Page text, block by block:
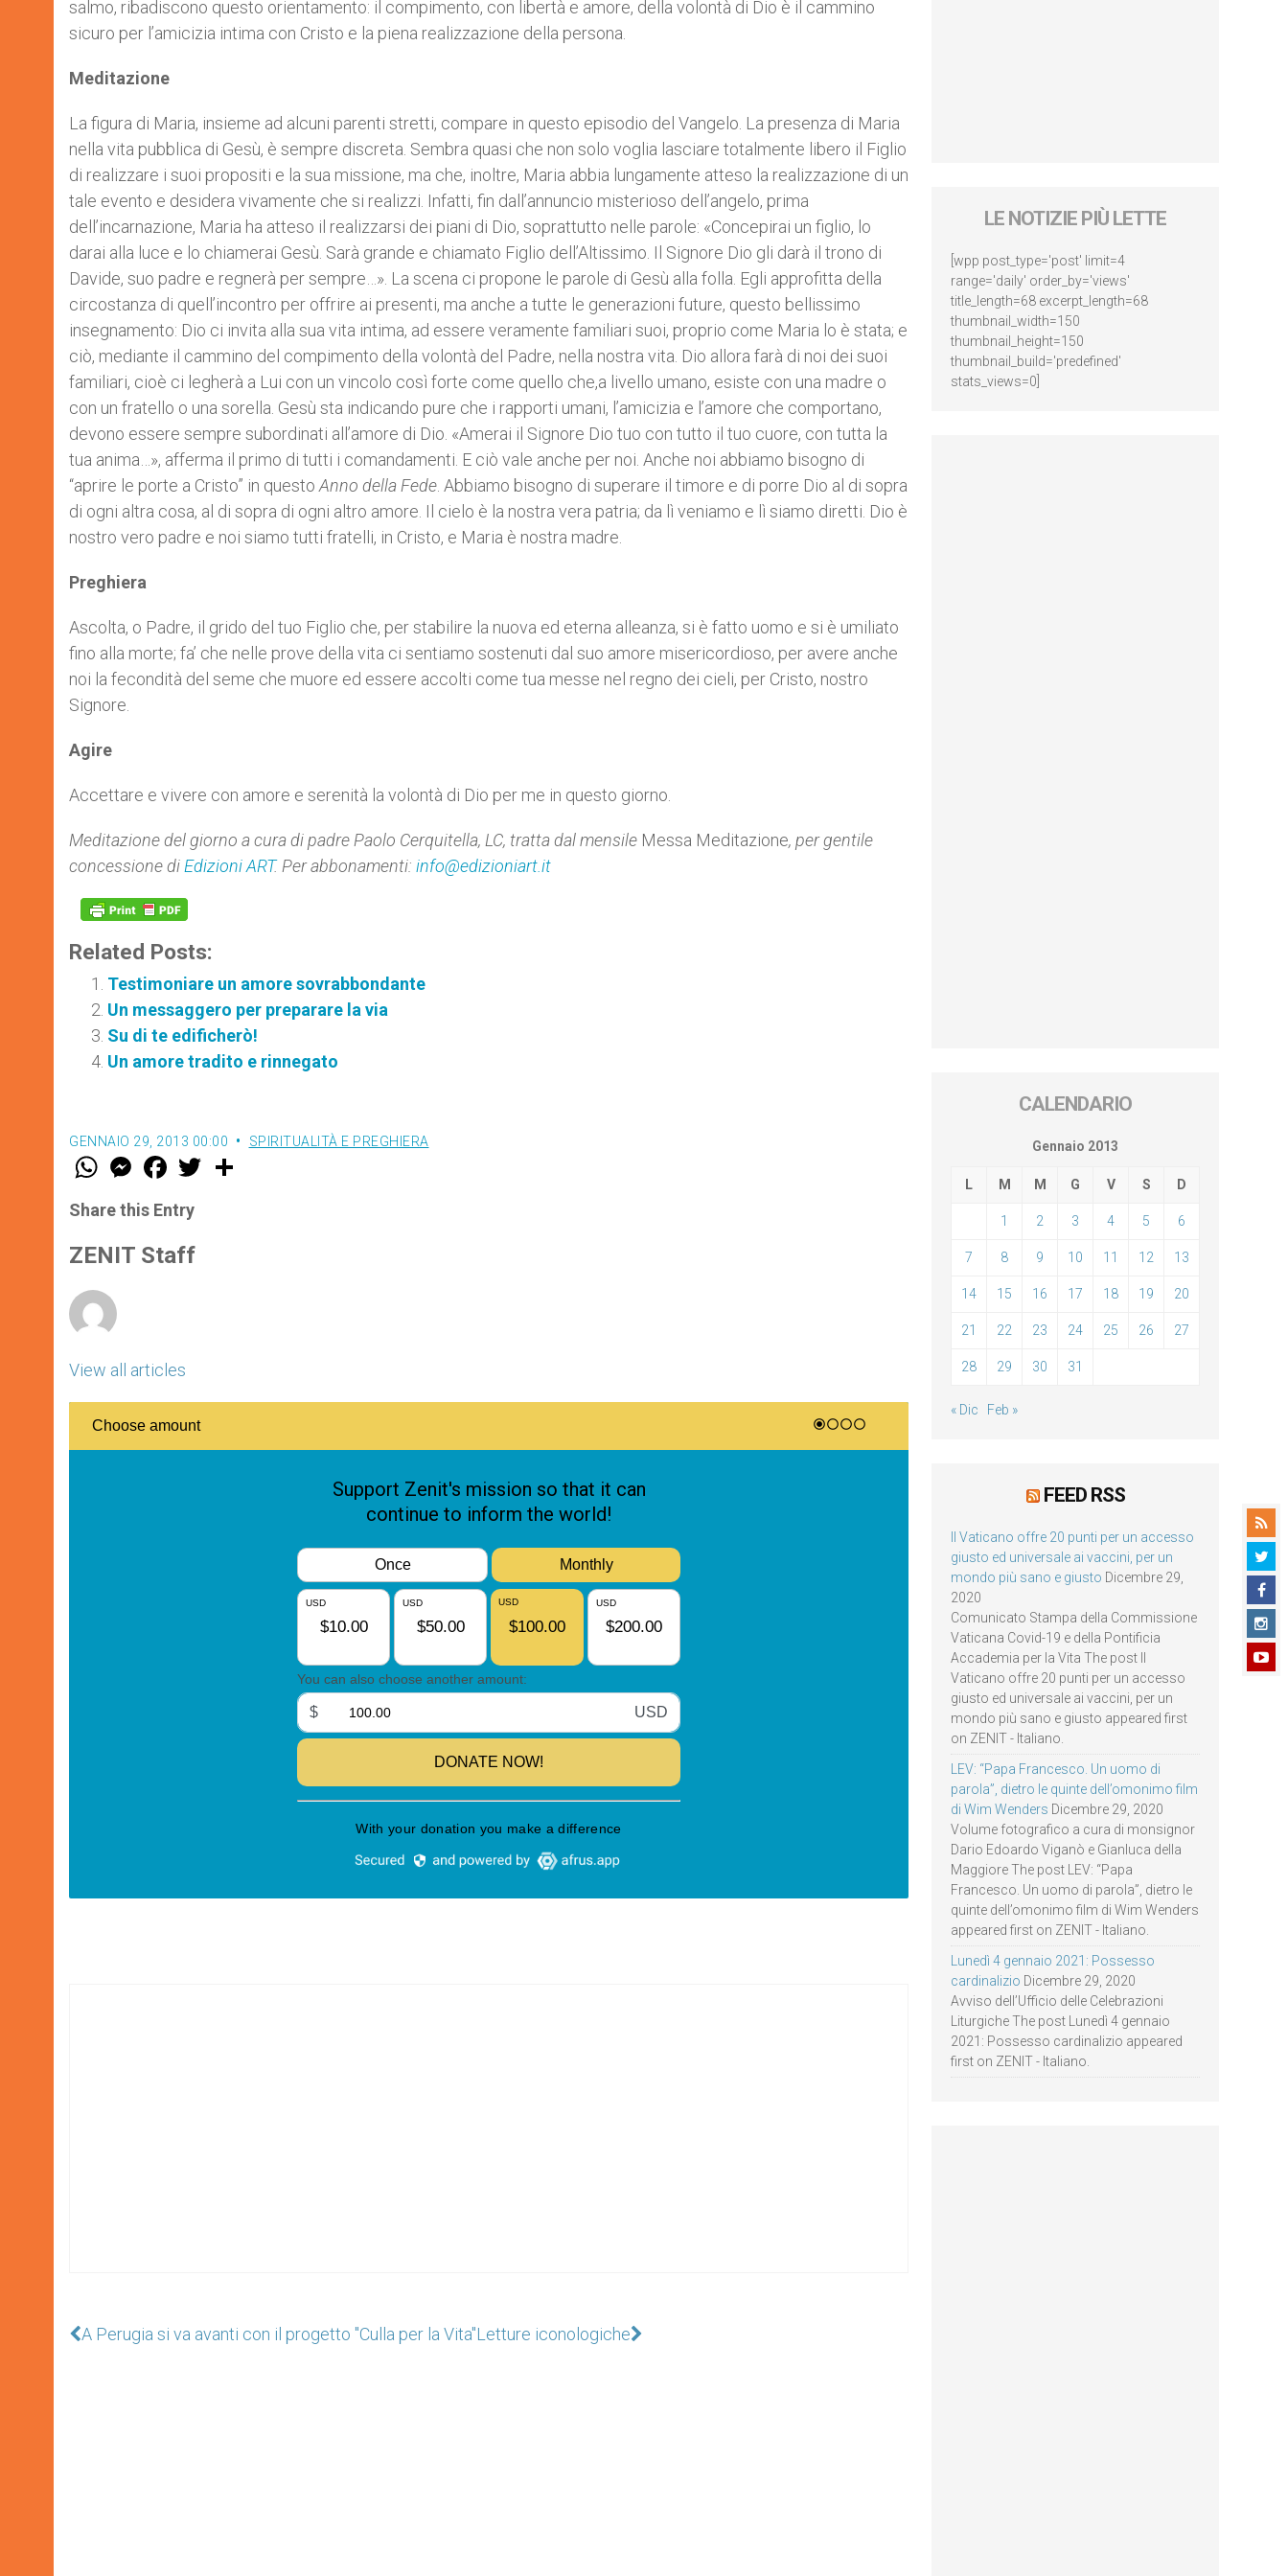
salmo, ribadiscono questo orientamento: il compimento, con libertà e amore, della volontà di Dio è il cammino
sicuro per l’amicizia intima con Cristo e la piena realizzazione della persona.
Meditazione
La figura di Maria, insieme ad alcuni parenti stretti, compare in questo episodio del Vangelo. La presenza di Maria
nella vita pubblica di Gesù, è sempre discreta. Sembra quasi che non solo voglia lasciare totalmente libero il Figlio
di realizzare i suoi propositi e la sua missione, ma che, inoltre, Maria abbia lungamente atteso la realizzazione di un
tale evento e desidera vivamente che si realizzi. Infatti, fin dall’annuncio misterioso dell’angelo, prima
dell’incarnazione, Maria ha atteso il realizzarsi dei piani di Dio, soprattutto nelle parole: «Concepirai un figlio, lo
darai alla luce e lo chiamerai Gesù. Sarà grande e chiamato Figlio dell’Altissimo. Il Signore Dio gli darà il trono di
Davide, suo padre e regnerà per sempre…». La scena ci propone le parole di Gesù alla folla. Egli approfitta della
circostanza di quell’incontro per offrire ai presenti, ma anche a tutte le generazioni future, questo bellissimo
insegnamento: Dio ci invita alla sua vita intima, ad essere veramente familiari suoi, proprio come Maria lo è stata; e
ciò, mediante il cammino del compimento della volontà del Padre, nella nostra vita. Dio allora farà di noi dei suoi
familiari, cioè ci legherà a Lui con un vincolo così forte come quello che,a livello umano, esiste con una madre o
con un fratello o una sorella. Gesù sta indicando pure che i rapporti umani, l’amicizia e l’amore che comportano,
devono essere sempre subordinati all’amore di Dio. «Amerai il Signore Dio tuo con tutto il tuo cuore, con tutta la
tua anima…», afferma il primo di tutti i comandamenti. E ciò vale anche per noi. Anche noi abbiamo bisogno di
“aprire le porte a Cristo” in questo Anno della Fede . Abbiamo bisogno di superare il timore e di porre Dio al di sopra
di ogni altra cosa, al di sopra di ogni altro amore. Il cielo è la nostra vera patria; da lì veniamo e lì siamo diretti. Dio è
nostro vero padre e noi siamo tutti fratelli, in Cristo, e Maria è nostra madre.
Preghiera
Ascolta, o Padre, il grido del tuo Figlio che, per stabilire la nuova ed eterna alleanza, si è fatto uomo e si è umiliato
fino alla morte; fa’ che nelle prove della vita ci sentiamo sostenuti dal suo amore misericordioso, per avere anche
noi la fecondità del seme che muore ed essere accolti come tua messe nel regno dei cieli, per Cristo, nostro
Signore.
Agire
Accettare e vivere con amore e serenità la volontà di Dio per me in questo giorno.
Meditazione del giorno a cura di padre Paolo Cerquitella, LC, tratta dal mensile Messa Meditazione, per gentile
concessione di Edizioni ART. Per abbonamenti: info@edizioniart.it
Related Posts:
Testimoniare un amore sovrabbondante
Un messaggero per preparare la via
Su di te edificherò!
Un amore tradito e rinnegato
GENNAIO 29, 2013 00:00 SPIRITUALITÀ E PREGHIERA
W
t
s
p
p
M
e
s
e
g
e
F
a
e
b
o
k
w
Share this Entry
ZENIT Staff
View all articles
A Perugia si va avanti con il progetto "Culla per la Vita"Letture iconologiche
LE NOTIZIE PIÙ LETTE
[wpp post_type='post' limit=4
range='daily' order_by='views'
title_length=68 excerpt_length=68
thumbnail_width=150
thumbnail_height=150
thumbnail_build='predefined'
stats_views=0]
CALENDARIO
Gennaio 2013
L M M G V S D
1 2 3 4 5 6
7 8 9 10 11 12 13
14 15 16 17 18 19 20
21 22 23 24 25 26 27
28 29 30 31
« Dic Feb »
FEED RSS
Il Vaticano offre 20 punti per un accesso
giusto ed universale ai vaccini, per un
mondo più sano e giusto Dicembre 29,
2020
Comunicato Stampa della Commissione
Vaticana Covid-19 e della Pontificia
Accademia per la Vita The post Il
Vaticano offre 20 punti per un accesso
giusto ed universale ai vaccini, per un
mondo più sano e giusto appeared first
on ZENIT - Italiano.
LEV: “Papa Francesco. Un uomo di
parola”, dietro le quinte dell’omonimo film
di Wim Wenders Dicembre 29, 2020
Volume fotografico a cura di monsignor
Dario Edoardo Viganò e Gianluca della
Maggiore The post LEV: “Papa
Francesco. Un uomo di parola”, dietro le
quinte dell’omonimo film di Wim Wenders
appeared first on ZENIT - Italiano.
Lunedì 4 gennaio 2021: Possesso
cardinalizio Dicembre 29, 2020
Avviso dell’Ufficio delle Celebrazioni
Liturgiche The post Lunedì 4 gennaio
2021: Possesso cardinalizio appeared
first on ZENIT - Italiano.